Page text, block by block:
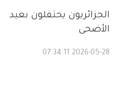
الجزائريون يحتفلون بعيد
الأضحى
2026-05-28 07:34:11